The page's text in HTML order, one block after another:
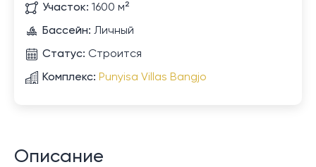
Участок: 1600 м²
Бассейн: Личный
Статус: Строится
Комплекс: Punyisa Villas Bangjo
Описание